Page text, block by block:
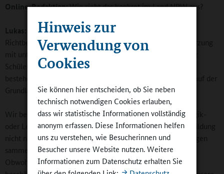
Hinweis zur
Verwendung von
Cookies
Sie können hier entscheiden, ob Sie neben
technisch notwendigen Cookies erlauben,
dass wir statistische Informationen vollständig
anonym erfassen. Diese Informationen helfen
uns zu verstehen, wie Besucherinnen und
Besucher unsere Website nutzen. Weitere
Informationen zum Datenschutz erhalten Sie
Online-Redaktion:Wie sieht das konkret im Land NRW aus?
Lukas:
In NRW gibt es Voraussetzungen für den Ganztag,
Richtbeispiele, im Kern die Aussage, dass die Personalbesetzung
mit unterschiedlichen Professionen an den Bedürfnissen der
Schülerinnen und Schüler auszurichten ist. Unsere Teams
bestehen aus pädagogischen Fach- und Ergänzungskräften auf der
Grundlage des Fachkräftegebots.
Wir beschäftigen auch Werkstudenten, die sich im Pädagogik-
oder Lehramtsstudium befinden und so während ihrer Ausbildung
nicht nur Geld verdienen, sondern auch praktische Erfahrungen
sammeln können. Eine absolute Win-win-Situation für uns.
Obwohl Werkstudenten oft nur zwei bis drei Jahre bei uns